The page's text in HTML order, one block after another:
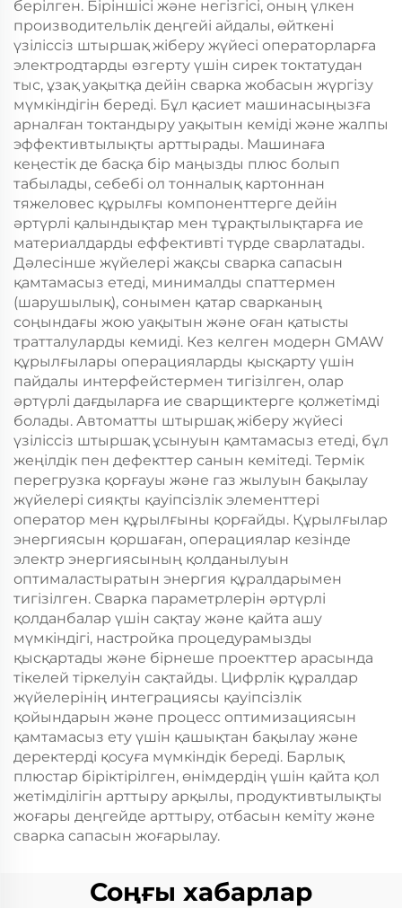
берілген. Біріншісі және негізгісі, оның үлкен
производительлік деңгейі айдалы, өйткені
үзіліссіз штыршақ жіберу жүйесі операторларға
электродтарды өзгерту үшін сирек токтатудан
тыс, ұзақ уақытқа дейін сварка жобасын жүргізу
мүмкіндігін береді. Бұл қасиет машинасыңызға
арналған токтандыру уақытын кеміді және жалпы
эффективтылықты арттырады. Машинаға
кеңестік де басқа бір маңызды плюс болып
табылады, себебі ол тонналық картоннан
тяжеловес құрылғы компоненттерге дейін
әртүрлі қалындықтар мен тұрақтылықтарға ие
материалдарды еффективті түрде сварлатады.
Дәлесінше жүйелері жақсы сварка сапасын
қамтамасыз етеді, минималды спаттермен
(шарушылық), сонымен қатар сварканың
соңындағы жою уақытын және оған қатысты
тратталуларды кемиді. Кез келген модерн GMAW
құрылғылары операцияларды қысқарту үшін
пайдалы интерфейстермен тигізілген, олар
әртүрлі дағдыларға ие сварщиктерге қолжетімді
болады. Автоматты штыршақ жіберу жүйесі
үзіліссіз штыршақ ұсынуын қамтамасыз етеді, бұл
жеңілдік пен дефекттер санын кемітеді. Термік
перегрузка қорғауы және газ жылуын бақылау
жүйелері сияқты қауіпсізлік элементтері
оператор мен құрылғыны қорғайды. Құрылғылар
энергиясын қоршаған, операциялар кезінде
электр энергиясының қолданылуын
оптималастыратын энергия құралдарымен
тигізілген. Сварка параметрлерін әртүрлі
қолданбалар үшін сақтау және қайта ашу
мүмкіндігі, настройка процедурамызды
қысқартады және бірнеше проекттер арасында
тікелей тіркелуін сақтайды. Цифрлік құралдар
жүйелерінің интеграциясы қауіпсізлік
қойындарын және процесс оптимизациясын
қамтамасыз ету үшін қашықтан бақылау және
деректерді қосуға мүмкіндік береді. Барлық
плюстар біріктірілген, өнімдердің үшін қайта қол
жетімділігін арттыру арқылы, продуктивтылықты
жоғары деңгейде арттыру, отбасын кеміту және
сварка сапасын жоғарылау.
Соңғы хабарлар